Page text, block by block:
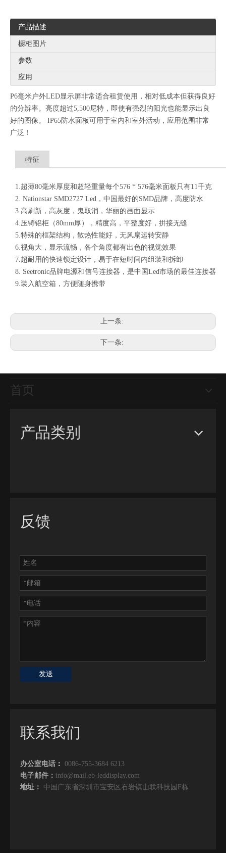
P5.95室外5000Nit亮度租赁LED显示屏，500x1000mm面板 P6.25户外低价500x500mm LED面板租赁显示器
产品描述
橱柜图片
参数
应用
P6毫米户外LED显示屏非常适合租赁使用，相对低成本但获得良好
的分辨率。亮度超过5,500尼特，即使有强烈的阳光也能显示出良
好的图像。 IP65防水面板可用于室内和室外活动，应用范围非常
广泛！
特征
1.超薄80毫米厚度和超轻重量每个576 * 576毫米面板只有11千克
2. Nationstar SMD2727 Led，中国最好的SMD品牌，高度防水
3.高刷新，高灰度，鬼取消，华丽的画面显示
4.压铸铝柜（80mm厚），精度高，平整度好，拼接无缝
5.特殊的框架结构，散热性能好，无风扇运转安静
6.视角大，显示流畅，各个角度都有出色的视觉效果
7.超耐用的快速锁定设计，易于在短时间内组装和拆卸
8. Seetronic品牌电源和信号连接器，是中国Led市场的最佳连接器
9.装入航空箱，方便随身携带
上一条:
下一条:
首页
产品类别
反馈
发送
联系我们
办公室电话 ： 0086-755-3684 6213
电子邮件： info@mail.eb-leddisplay.com
地址：
中国广东省深圳市宝安区石岩镇山联科技园F栋